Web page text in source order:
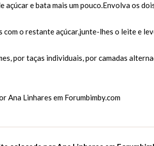
açúcar e bata mais um pouco.Envolva os
com o restante açúcar,junte-lhes o leite e
por taças individuais, por camadas
Ana Linhares em Forumbimby.com